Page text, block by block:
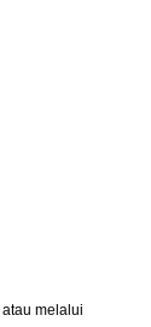
atau melalui